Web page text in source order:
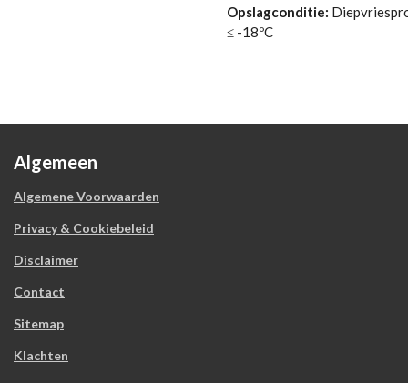
Opslagconditie:
≤ -18ºC
Algemeen
Algemene Voorwaarden
Privacy & Cookiebeleid
Disclaimer
Contact
Sitemap
Klachten